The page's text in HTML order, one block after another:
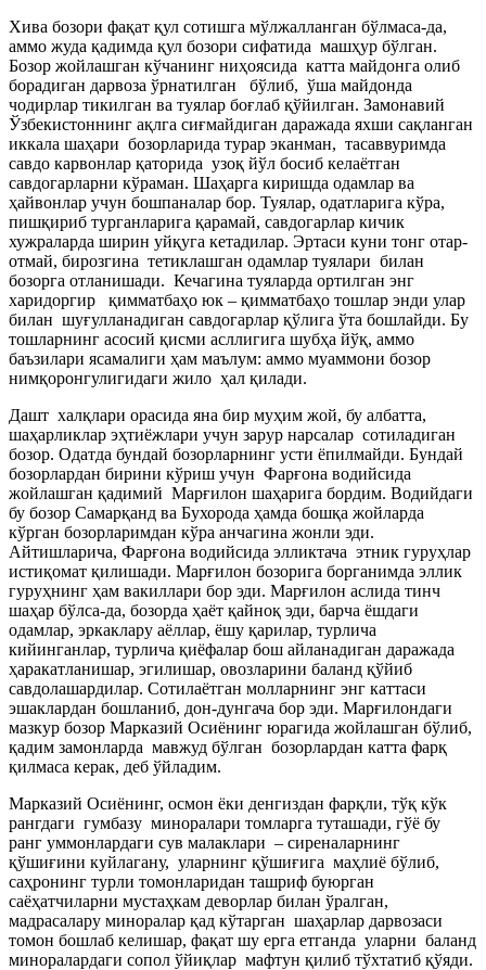
Хива бозори фақат қул сотишга мўлжалланган бўлмаса-да,
аммо жуда қадимда қул бозори сифатида машҳур бўлган.
Бозор жойлашган кўчанинг ниҳоясида катта майдонга олиб
борадиган дарвоза ўрнатилган бўлиб, ўша майдонда
чодирлар тикилган ва туялар боғлаб қўйилган. Замонавий
Ўзбекистоннинг ақлга сиғмайдиган даражада яхши сақланган
иккала шаҳари бозорларида турар эканман, тасаввуримда
савдо карвонлар қаторида узоқ йўл босиб келаётган
савдогарларни кўраман. Шаҳарга киришда одамлар ва
ҳайвонлар учун бошпаналар бор. Туялар, одатларига кўра,
пишқириб турганларига қарамай, савдогарлар кичик
хужраларда ширин уйқуга кетадилар. Эртаси куни тонг отар-
отмай, бирозгина тетиклашган одамлар туялари билан
бозорга отланишади. Кечагина туяларда ортилган энг
харидоргир қимматбаҳо юк – қимматбаҳо тошлар энди улар
билан шуғулланадиган савдогарлар қўлига ўта бошлайди. Бу
тошларнинг асосий қисми асллигига шубҳа йўқ, аммо
баъзилари ясамалиги ҳам маълум: аммо муаммони бозор
нимқоронгулигидаги жило ҳал қилади.
Дашт халқлари орасида яна бир муҳим жой, бу албатта,
шаҳарликлар эҳтиёжлари учун зарур нарсалар сотиладиган
бозор. Одатда бундай бозорларнинг усти ёпилмайди. Бундай
бозорлардан бирини кўриш учун Фарғона водийсида
жойлашган қадимий Марғилон шаҳарига бордим. Водийдаги
бу бозор Самарқанд ва Бухорода ҳамда бошқа жойларда
кўрган бозорларимдан кўра анчагина жонли эди.
Айтишларича, Фарғона водийсида элликтача этник гуруҳлар
истиқомат қилишади. Марғилон бозорига борганимда эллик
гуруҳнинг ҳам вакиллари бор эди. Марғилон аслида тинч
шаҳар бўлса-да, бозорда ҳаёт қайноқ эди, барча ёшдаги
одамлар, эркаклару аёллар, ёшу қарилар, турлича
кийинганлар, турлича қиёфалар бош айланадиган даражада
ҳаракатланишар, эгилишар, овозларини баланд қўйиб
савдолашардилар. Сотилаётган молларнинг энг каттаси
эшаклардан бошланиб, дон-дунгача бор эди. Марғилондаги
мазкур бозор Марказий Осиёнинг юрагида жойлашган бўлиб,
қадим замонларда мавжуд бўлган бозорлардан катта фарқ
қилмаса керак, деб ўйладим.
Марказий Осиёнинг, осмон ёки денгиздан фарқли, тўқ кўк
рангдаги гумбазу миноралари томларга туташади, гўё бу
ранг уммонлардаги сув малаклари – сиреналарнинг
қўшиғини куйлагану, уларнинг қўшиғига маҳлиё бўлиб,
саҳронинг турли томонларидан ташриф буюрган
саёҳатчиларни мустаҳкам деворлар билан ўралган,
мадрасалару миноралар қад кўтарган шаҳарлар дарвозаси
томон бошлаб келишар, фақат шу ерга етганда уларни баланд
миноралардаги сопол ўйиқлар мафтун қилиб тўхтатиб қўяди.